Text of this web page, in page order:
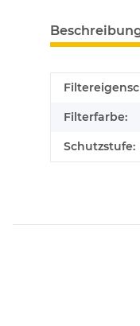
Filterfarbe:
Schutzstufe: